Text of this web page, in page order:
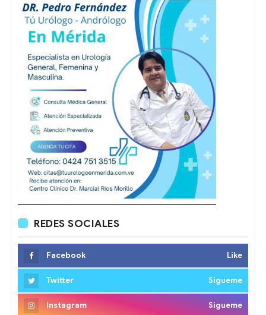
REDES SOCIALES
Facebook Like
Twitter Sigueme
Instagram Sigueme